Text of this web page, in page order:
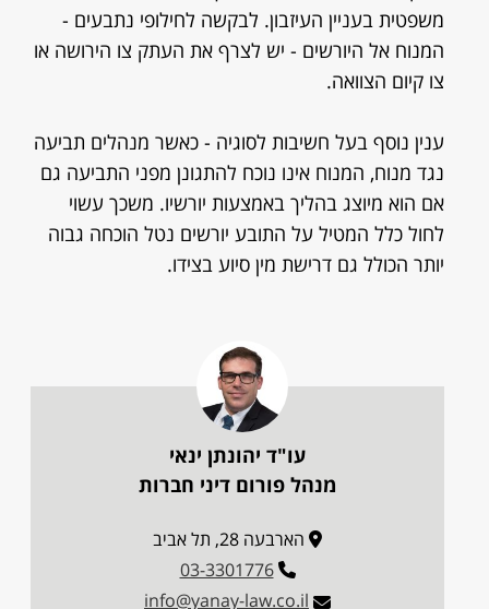
משפטית בעניין העיזבון. לבקשה לחילופי נתבעים -
המנוח אל היורשים - יש לצרף את העתק צו הירושה או
צו קיום הצוואה.
ענין נוסף בעל חשיבות לסוגיה - כאשר מנהלים תביעה
נגד מנוח, המנוח אינו נוכח להתגונן מפני התביעה גם
אם הוא מיוצג בהליך באמצעות יורשיו. משכך עשוי
לחול כלל המטיל על התובע יורשים נטל הוכחה גבוה
יותר הכולל גם דרישת מין סיוע בצידו.
עו"ד יהונתן ינאי
מנהל פורום דיני חברות
הארבעה 28, תל אביב
03-3301776
info@yanay-law.co.il